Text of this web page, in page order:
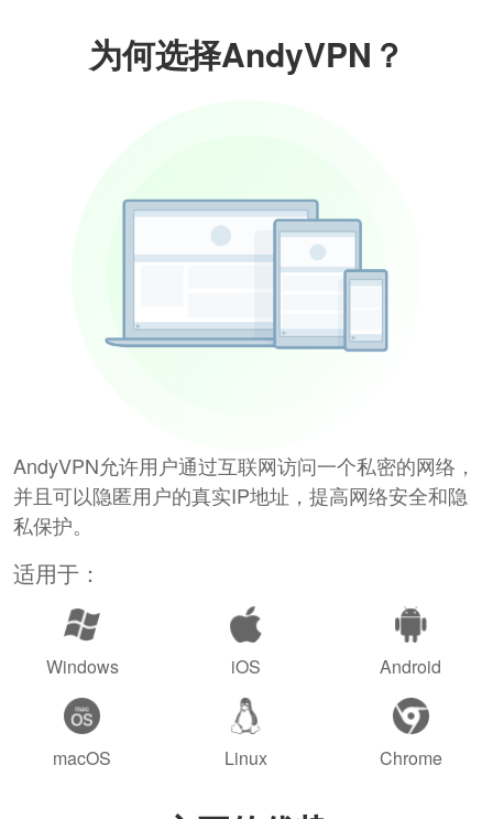
为何选择AndyVPN？
AndyVPN允许用户通过互联网访问一个私密的网络，
并且可以隐匿用户的真实IP地址，提高网络安全和隐
私保护。
适用于：
Windows iOS Android
macOS Linux Chrome